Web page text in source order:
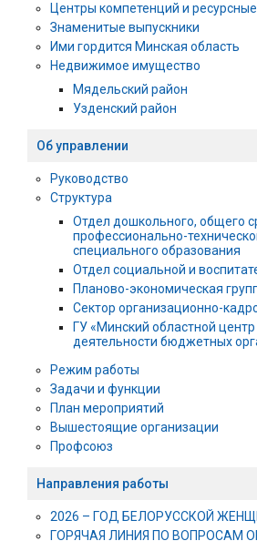
Центры компетенций и
Знаменитые выпускники
Ими гордится Минская область
Недвижимое имущество
Мядельский район
Узденский район
Об управлении
Руководство
Структура
Отдел дошкольного, общего
профессионально-
специального образования
Отдел социальной и
Планово-экономическая
Сектор организационно-
ГУ «Минский областной
деятельности бюджетных
Режим работы
Задачи и функции
План мероприятий
Вышестоящие организации
Профсоюз
Направления работы
2026 – ГОД БЕЛОРУССКОЙ
ГОРЯЧАЯ ЛИНИЯ ПО ВОПРОСАМ